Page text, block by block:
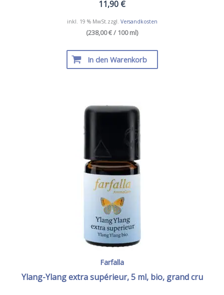
11,90 €
inkl. 19 % MwSt.zzgl. Versandkosten
(238,00 € / 100 ml)
In den Warenkorb
Farfalla
Ylang-Ylang extra supérieur, 5 ml, bio, grand cru